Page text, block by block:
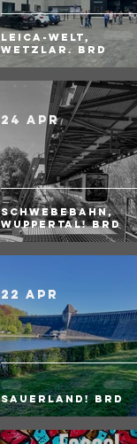
Leica-Welt,
Wetzlar. BRD
Schwebebahn,
Wuppertal! BRD
24 apr
Sauerland! BRD
22 apr